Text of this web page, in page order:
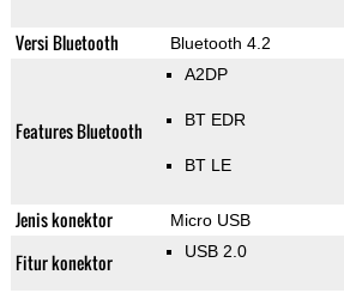
Versi Bluetooth Bluetooth 4.2
Features Bluetooth
A2DP
BT EDR
BT LE
Jenis konektor Micro USB
Fitur konektor USB 2.0